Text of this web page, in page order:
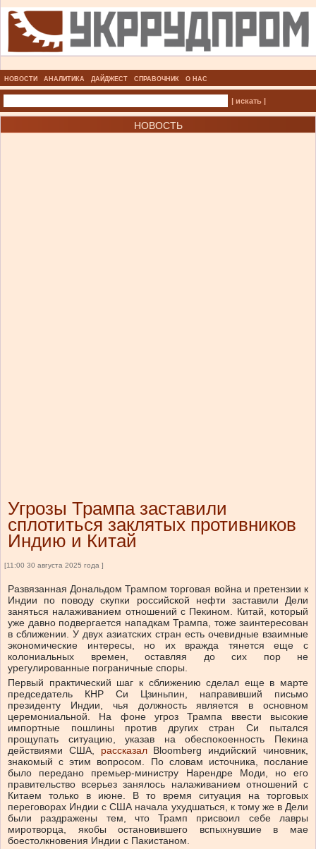
НОВОСТИ АНАЛИТИКА ДАЙДЖЕСТ СПРАВОЧНИК О НАС
| искать |
НОВОСТЬ
Угрозы Трампа заставили
сплотиться заклятых противников
Индию и Китай
[11:00 30 августа 2025 года ]
Развязанная Дональдом Трампом торговая война и претензии к
Индии по поводу скупки российской нефти заставили Дели
заняться налаживанием отношений с Пекином. Китай, который
уже давно подвергается нападкам Трампа, тоже заинтересован
в сближении. У двух азиатских стран есть очевидные взаимные
экономические интересы, но их вражда тянется еще с
колониальных времен, оставляя до сих пор не
урегулированные пограничные споры.
Первый практический шаг к сближению сделал еще в марте
председатель КНР Си Цзиньпин, направивший письмо
президенту Индии, чья должность является в основном
церемониальной. На фоне угроз Трампа ввести высокие
импортные пошлины против других стран Си пытался
прощупать ситуацию, указав на обеспокоенность Пекина
действиями США, рассказалBloomberg индийский чиновник,
знакомый с этим вопросом. По словам источника, послание
было передано премьер-министру Нарендре Моди, но его
правительство всерьез занялось налаживанием отношений с
Китаем только в июне. В то время ситуация на торговых
переговорах Индии с США начала ухудшаться, к тому же в Дели
были раздражены тем, что Трамп присвоил себе лавры
миротворца, якобы остановившего вспыхнувшие в мае
боестолкновения Индии с Пакистаном.